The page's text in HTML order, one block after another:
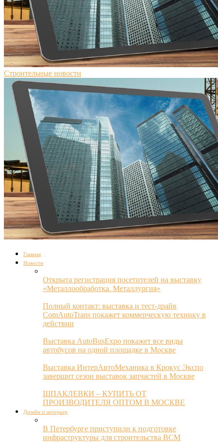
Строительные новости
Главная
Новости
Открыта регистрация посетителей на выставку
«Металлообработка. Металлургия»
Полный контакт: выставка и тест-драйв
ComAutoTrans покажет коммерческую технику в
действии
Выставка AutoBusExpo покажет все виды
автобусов на одной площадке в Москве
Выставка ИнтерАвтоМеханика в Крокус Экспо
завершит сезон выставок запчастей в Москве
ШПАКЛЕВКИ – КУПИТЬ ОТ
ПРОИЗВОДИТЕЛЯ ОПТОМ В МОСКВЕ
Дизайн и интерьер
В Петербурге приступили к подготовке
инфраструктуры для строительства ВСМ